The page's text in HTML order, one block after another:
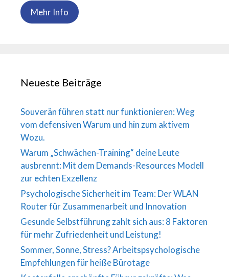
Mehr Info
Neueste Beiträge
Souverän führen statt nur funktionieren: Weg
vom defensiven Warum und hin zum aktivem
Wozu.
Warum „Schwächen-Training“ deine Leute
ausbrennt: Mit dem Demands-Resources Modell
zur echten Exzellenz
Psychologische Sicherheit im Team: Der WLAN
Router für Zusammenarbeit und Innovation
Gesunde Selbstführung zahlt sich aus: 8 Faktoren
für mehr Zufriedenheit und Leistung!
Sommer, Sonne, Stress? Arbeitspsychologische
Empfehlungen für heiße Bürotage